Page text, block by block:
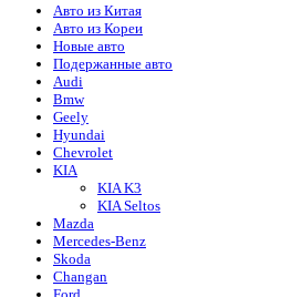
Авто из Китая
Авто из Кореи
Новые авто
Подержанные авто
Audi
Bmw
Geely
Hyundai
Chevrolet
KIA
KIA K3
KIA Seltos
Mazda
Mercedes-Benz
Skoda
Changan